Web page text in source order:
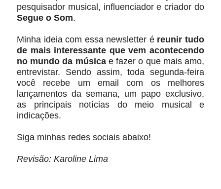
pesquisador musical, influenciador e criador do
Segue o Som.
Minha ideia com essa newsletter é reunir tudo
de mais interessante que vem acontecendo
no mundo da músicae fazer o que mais amo,
entrevistar. Sendo assim, toda segunda-feira
você recebe um email com os melhores
lançamentos da semana, um papo exclusivo,
as principais notícias do meio musical e
indicações.
Siga minhas redes sociais abaixo!
Revisão: Karoline Lima